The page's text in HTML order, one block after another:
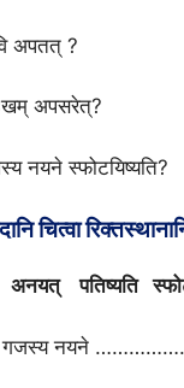
अपतत्‌ ?
अपसरेत्‌?
नयने स्फोटयिष्यति?
चित्वा
पतिष्यति
गजस्य नयने